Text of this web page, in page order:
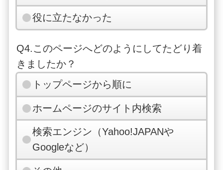
役に立たなかった
Q4.このページへどのようにしてたどり着
きましたか？
トップページから順に
ホームページのサイト内検索
検索エンジン（Yahoo!JAPANや
Googleなど）